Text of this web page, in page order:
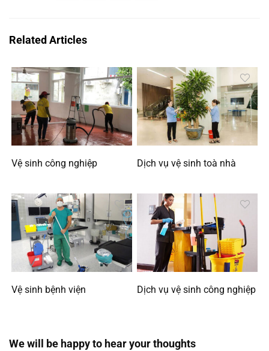
Related Articles
Vệ sinh công nghiệp Dịch vụ vệ sinh toà nhà
Vệ sinh bệnh viện Dịch vụ vệ sinh công nghiệp
We will be happy to hear your thoughts